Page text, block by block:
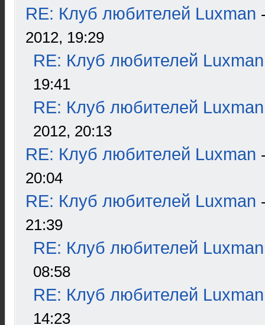
RE: Клуб любителей Luxman
2012, 19:29
RE: Клуб любителей Luxman
19:41
RE: Клуб любителей Luxman
2012, 20:13
RE: Клуб любителей Luxman
20:04
RE: Клуб любителей Luxman
21:39
RE: Клуб любителей Luxman
08:58
RE: Клуб любителей Luxman
14:23